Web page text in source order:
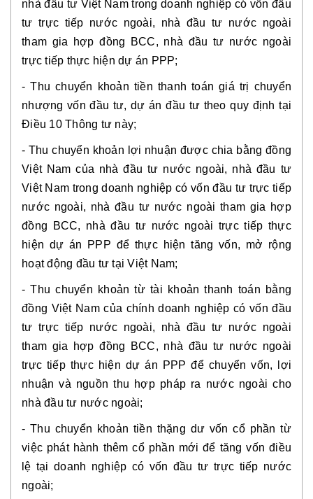
nhà đầu tư Việt Nam trong doanh nghiệp có vốn đầu
tư trực tiếp nước ngoài, nhà đầu tư nước ngoài
tham gia hợp đồng BCC, nhà đầu tư nước ngoài
trực tiếp thực hiện dự án PPP;
- Thu chuyển khoản tiền thanh toán giá trị chuyển
nhượng vốn đầu tư, dự án đầu tư theo quy định tại
Điều 10 Thông tư này;
- Thu chuyển khoản lợi nhuận được chia bằng đồng
Việt Nam của nhà đầu tư nước ngoài, nhà đầu tư
Việt Nam trong doanh nghiệp có vốn đầu tư trực tiếp
nước ngoài, nhà đầu tư nước ngoài tham gia hợp
đồng BCC, nhà đầu tư nước ngoài trực tiếp thực
hiện dự án PPP để thực hiện tăng vốn, mở rộng
hoạt động đầu tư tại Việt Nam;
- Thu chuyển khoản từ tài khoản thanh toán bằng
đồng Việt Nam của chính doanh nghiệp có vốn đầu
tư trực tiếp nước ngoài, nhà đầu tư nước ngoài
tham gia hợp đồng BCC, nhà đầu tư nước ngoài
trực tiếp thực hiện dự án PPP để chuyển vốn, lợi
nhuận và nguồn thu hợp pháp ra nước ngoài cho
nhà đầu tư nước ngoài;
- Thu chuyển khoản tiền thặng dư vốn cổ phần từ
việc phát hành thêm cổ phần mới để tăng vốn điều
lệ tại doanh nghiệp có vốn đầu tư trực tiếp nước
ngoài;